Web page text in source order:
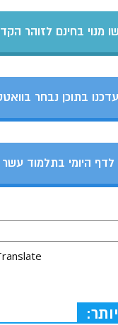
מנוי בחינם לזוהר
בתוכן נבחר
לדף היומי בתלמוד